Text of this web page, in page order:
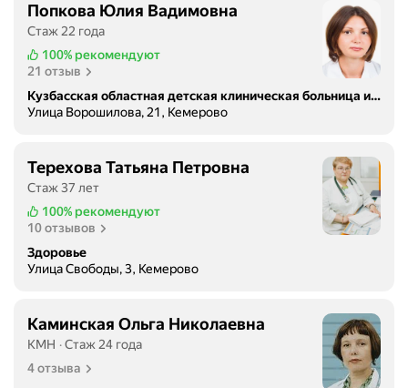
Попкова Юлия Вадимовна
Стаж 22 года
100% рекомендуют
21 отзыв
Кузбасская областная детская клиническая больница имени Ю. А. Атаманова
Улица Ворошилова, 21, Кемерово
Терехова Татьяна Петровна
Стаж 37 лет
100% рекомендуют
10 отзывов
Здоровье
Улица Свободы, 3, Кемерово
Каминская Ольга Николаевна
КМН
Стаж 24 года
4 отзыва